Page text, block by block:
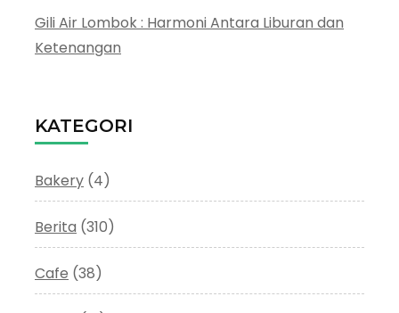
Gili Air Lombok : Harmoni Antara Liburan dan
Ketenangan
KATEGORI
Bakery (4)
Berita (310)
Cafe (38)